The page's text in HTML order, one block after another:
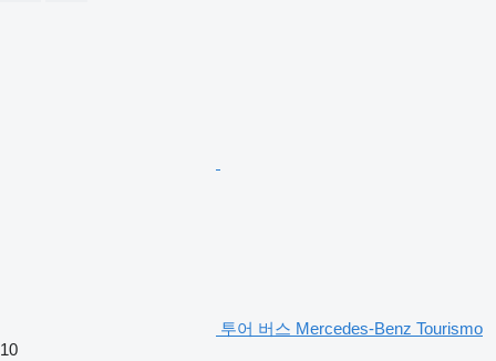
투어 버스 Mercedes-Benz Tourismo
10